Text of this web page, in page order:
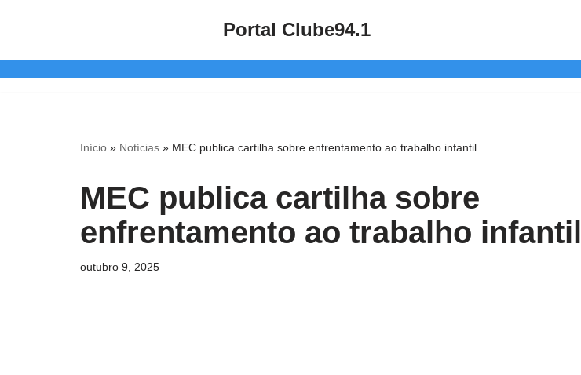
Portal Clube94.1
Início » Notícias » MEC publica cartilha sobre enfrentamento ao trabalho infantil
MEC publica cartilha sobre
enfrentamento ao trabalho infantil
outubro 9, 2025